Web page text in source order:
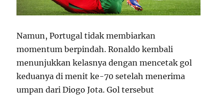
Namun, Portugal tidak membiarkan
momentum berpindah. Ronaldo kembali
menunjukkan kelasnya dengan mencetak gol
keduanya di menit ke-70 setelah menerima
umpan dari Diogo Jota. Gol tersebut